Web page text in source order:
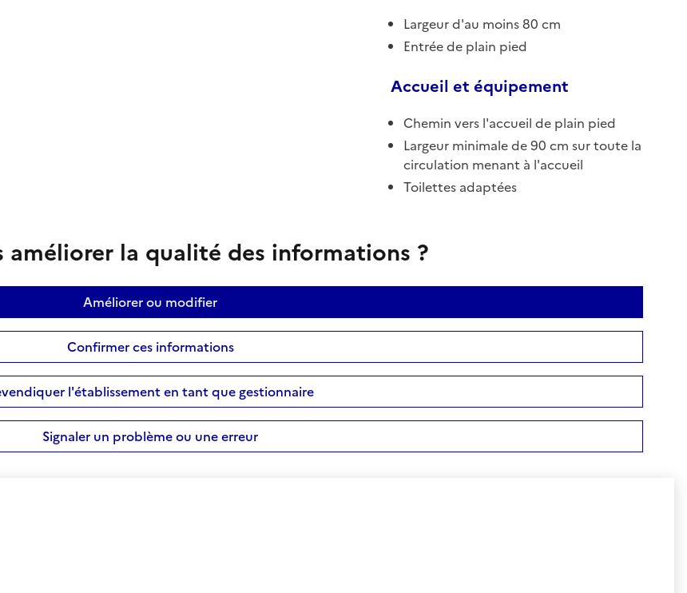
Largeur d'au moins 80 cm
Entrée de plain pied
Accueil et équipement
Chemin vers l'accueil de plain pied
Largeur minimale de 90 cm sur toute la
circulation menant à l'accueil
Toilettes adaptées
améliorer la qualité des informations ?
Améliorer ou modifier
Confirmer ces informations
l'établissement en tant que gestionnaire
Signaler un problème ou une erreur